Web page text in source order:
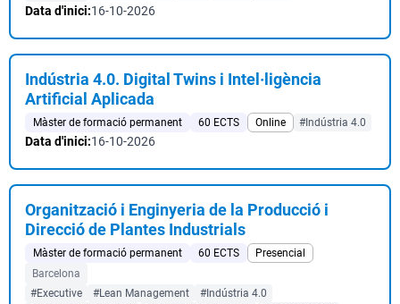
Data d'inici:16-10-2026
Indústria 4.0. Digital Twins i Intel·ligència
Artificial Aplicada
Màster de formació permanent 60 ECTS Online #Indústria 4.0
Data d'inici:16-10-2026
Organització i Enginyeria de la Producció i
Direcció de Plantes Industrials
Màster de formació permanent 60 ECTS
Presencial
Barcelona
#Executive
#Lean Management
#Indústria 4.0